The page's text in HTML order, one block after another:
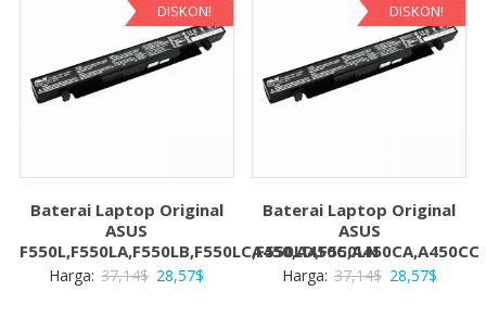
DISKON!
Baterai Laptop Original
ASUS
F550L,F550LA,F550LB,F550LC,F550LD,F550LN
Harga: 37,14$ Harga
28,57$
DISKON!
Baterai Laptop Original
ASUS
A450,A450C,A450CA,A450CC
Harga: 37,14$ Harga
28,57$Harga